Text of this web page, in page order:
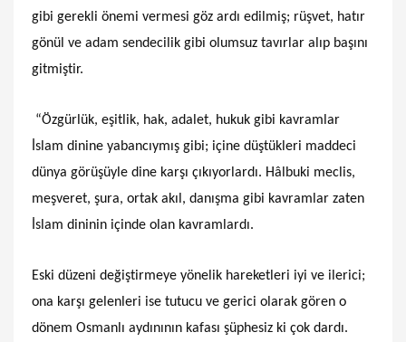
gibi gerekli önemi vermesi göz ardı edilmiş; rüşvet, hatır
gönül ve adam sendecilik gibi olumsuz tavırlar alıp başını
gitmiştir.
“Özgürlük, eşitlik, hak, adalet, hukuk gibi kavramlar
İslam dinine yabancıymış gibi; içine düştükleri maddeci
dünya görüşüyle dine karşı çıkıyorlardı. Hâlbuki meclis,
meşveret, şura, ortak akıl, danışma gibi kavramlar zaten
İslam dininin içinde olan kavramlardı.
Eski düzeni değiştirmeye yönelik hareketleri iyi ve ilerici;
ona karşı gelenleri ise tutucu ve gerici olarak gören o
dönem Osmanlı aydınının kafası şüphesiz ki çok dardı.